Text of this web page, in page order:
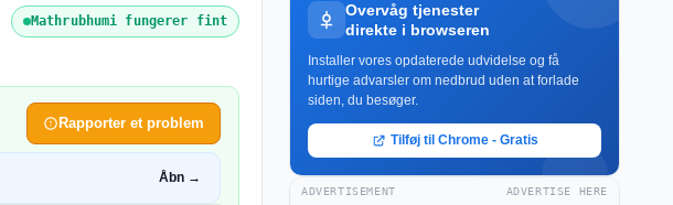
Mathrubhumi fungerer fint
Rapporter et problem
Åbn →
Overvåg tjenester
direkte i browseren
Installer vores opdaterede udvidelse og få
hurtige advarsler om nedbrud uden at forlade
siden, du besøger.
Tilføj til Chrome - Gratis
ADVERTISEMENT ADVERTISE HERE